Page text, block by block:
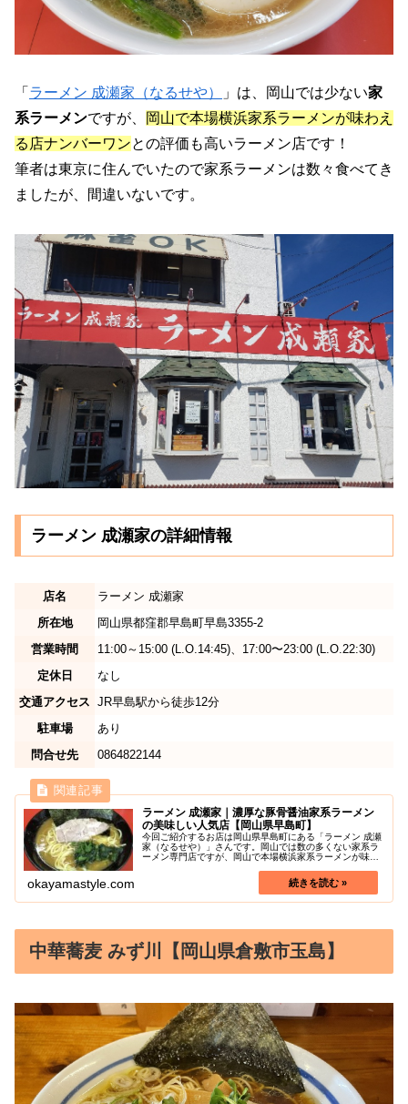
「 ラーメン 成瀬家（なるせや） 」は、岡山では少ない家
系ラーメンですが、
岡山で本場横浜家系ラーメンが味わえ
る店ナンバーワンとの評価も高いラーメン店です！
筆者は東京に住んでいたので家系ラーメンは数々食べてき
ましたが、間違いないです。
ラーメン 成瀬家の詳細情報
店名
ラーメン 成瀬家
所在地
岡山県都窪郡早島町早島3355-2
営業時間
11:00～15:00 (L.O.14:45)、17:00〜23:00 (L.O.22:30)
定休日
なし
交通アクセス JR早島駅から徒歩12分
駐車場
あり
問合せ先
0864822144
ラーメン 成瀬家｜濃厚な豚骨醤油家系ラーメン
の美味しい人気店【岡山県早島町】
今回ご紹介するお店は岡山県早島町にある「ラーメン 成瀬
家（なるせや）」さんです。岡山では数の多くない家系ラ
ーメン専門店ですが、岡山で本場横浜家系ラーメンが味わ
okayamastyle.com
中華蕎麦 みず川【岡山県倉敷市玉島】